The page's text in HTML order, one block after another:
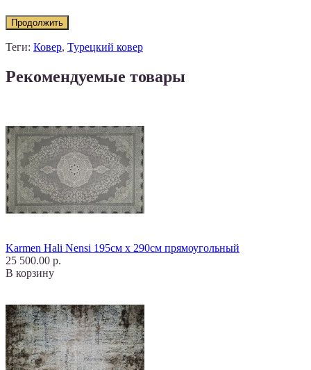
Продолжить
Теги: Ковер, Турецкий ковер
Рекомендуемые товары
Karmen Hali Nensi 195см х 290см прямоугольный
25 500.00 р.
В корзину